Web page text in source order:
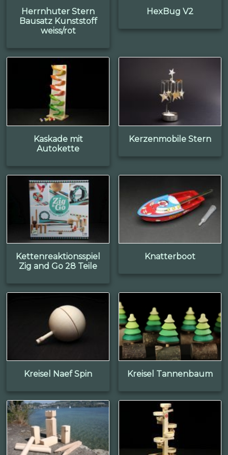
Herrnhuter Stern
Bausatz Kunststoff
weiss/rot
HexBug V2
Kaskade mit
Autokette
Kerzenmobile Stern
Kettenreaktionsspiel
Zig and Go 28 Teile
Knatterboot
Kreisel Naef Spin Kreisel Tannenbaum